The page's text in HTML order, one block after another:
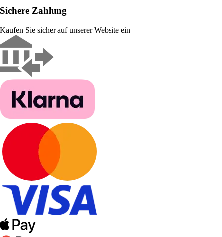
Sichere Zahlung
Kaufen Sie sicher auf unserer Website ein